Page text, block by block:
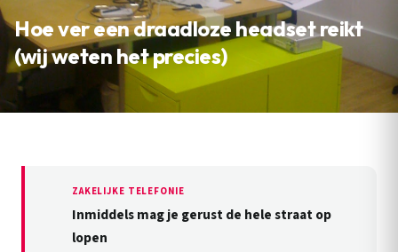
Hoe ver een draadloze headset reikt
(wij weten het precies)
ZAKELIJKE TELEFONIE
Inmiddels mag je gerust de hele straat op
lopen